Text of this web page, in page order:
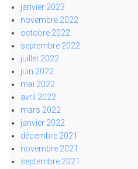
janvier 2023
novembre 2022
octobre 2022
septembre 2022
juillet 2022
juin 2022
mai 2022
avril 2022
mars 2022
janvier 2022
décembre 2021
novembre 2021
septembre 2021